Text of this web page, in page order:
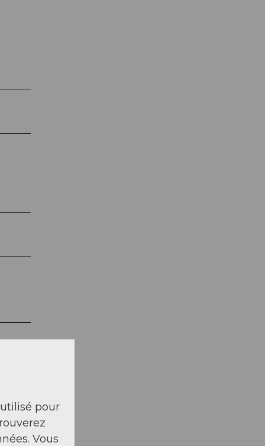
pour
Vous